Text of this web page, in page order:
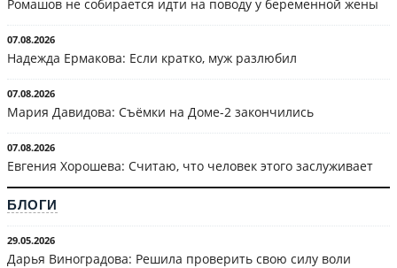
Ромашов не собирается идти на поводу у беременной жены
07.08.2026
Надежда Ермакова: Если кратко, муж разлюбил
07.08.2026
Мария Давидова: Съёмки на Доме-2 закончились
07.08.2026
Евгения Хорошева: Считаю, что человек этого заслуживает
БЛОГИ
29.05.2026
Дарья Виноградова: Решила проверить свою силу воли